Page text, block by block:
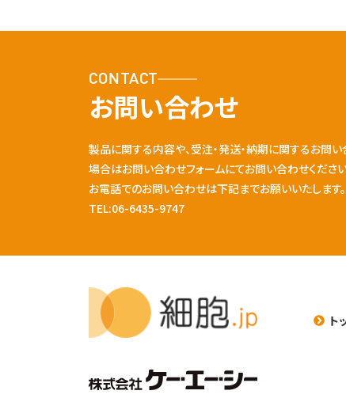
CONTACT
お問い合わせ
製品に関する内容や、受注・発送・納期に関するお問
場合はお問い合わせフォームにてお問い合わせください
お電話でのお問い合わせは下記までお願いいたします。
TEL:06-6435-9747
ト